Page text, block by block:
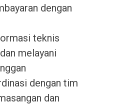
dengan
teknis
melayani
dengan tim
dan